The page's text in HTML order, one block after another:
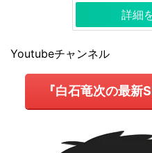
詳細
Youtubeチャンネル
『白石竜次の最新